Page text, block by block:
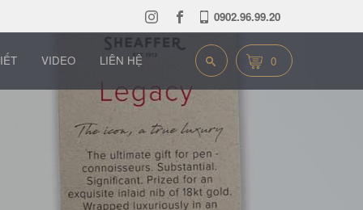
0902.96.99.20
VIDEO LIÊN HỆ 0